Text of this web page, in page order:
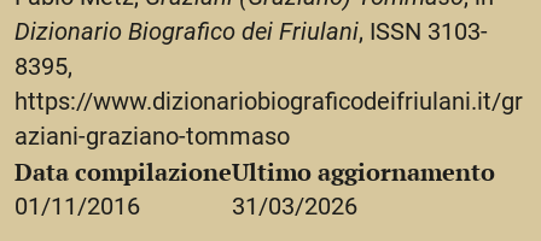
Dizionario Biografico dei Friulani, ISSN 3103-
8395,
https://www.dizionariobiograficodeifriulani.it/gr
aziani-graziano-tommaso
Data compilazione
01/11/2016
Ultimo aggiornamento
31/03/2026